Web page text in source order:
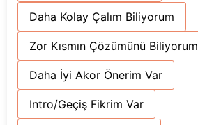
Daha Kolay Çalım Biliyorum
Zor Kısmın Çözümünü Biliyorum
Daha İyi Akor Önerim Var
Intro/Geçiş Fikrim Var